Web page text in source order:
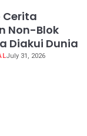
Cerita
Non-Blok
Diakui Dunia
July 31, 2026